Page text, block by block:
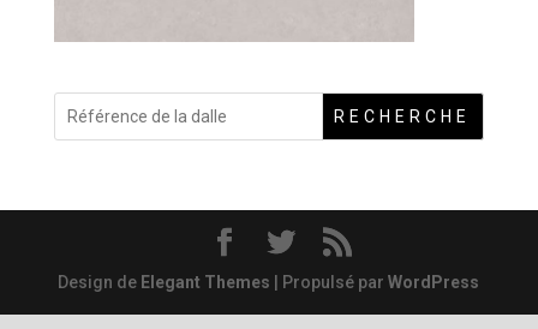
RECHERCHE
Design de Elegant Themes | Propulsé parWordPress